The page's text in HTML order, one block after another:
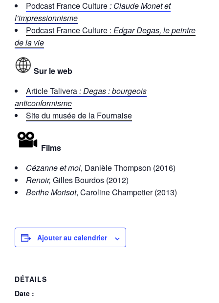
Podcast France Culture: Claude Monet et
l’impressionnisme
Podcast France Culture : Edgar Degas, le peintre
de la vie
Sur le web
Article Talivera: Degas : bourgeois
anticonformisme
Site du musée de la Fournaise
Films
Cézanne et moi, Danièle Thompson (2016)
Renoir, Gilles Bourdos (2012)
Berthe Morisot, Caroline Champetier (2013)
Ajouter au calendrier
DÉTAILS
Date :